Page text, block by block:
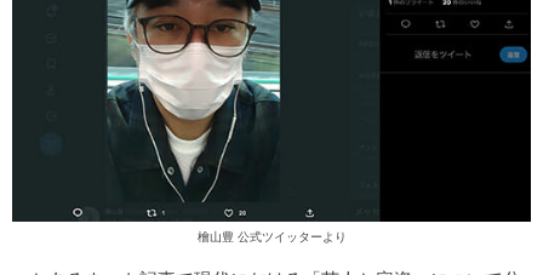
檜山豊 公式ツイッターより